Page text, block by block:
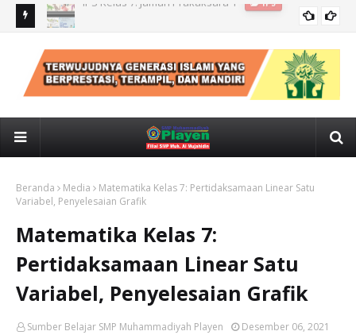
IPS
Beranda Media
Matematika Kelas 7: Pertidaksamaan Linear Satu
Variabel, Penyelesaian Grafik
Matematika Kelas 7:
Pertidaksamaan Linear Satu
Variabel, Penyelesaian Grafik
Sumber Belajar SMP Muhammadiyah Playen Desember 06, 2021